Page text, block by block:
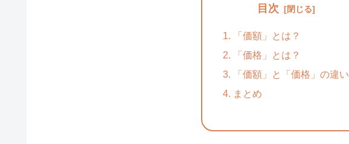
目次
「価額」とは？
「価格」とは？
「価額」と「価格」の違い
まとめ